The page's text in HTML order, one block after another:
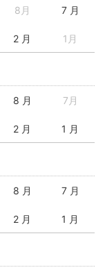
8月 7 月
2 月 1月
8 月 7月
2 月 1 月
8 月 7 月
2 月 1 月